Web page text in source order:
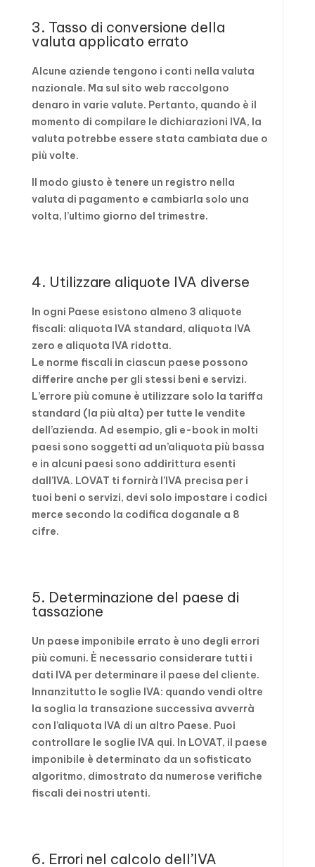
3. Tasso di conversione della
valuta applicato errato
Alcune aziende tengono i conti nella valuta
nazionale. Ma sul sito web raccolgono
denaro in varie valute. Pertanto, quando è il
momento di compilare le dichiarazioni IVA, la
valuta potrebbe essere stata cambiata due o
più volte.
Il modo giusto è tenere un registro nella
valuta di pagamento e cambiarla solo una
volta, l’ultimo giorno del trimestre.
4. Utilizzare aliquote IVA diverse
In ogni Paese esistono almeno 3 aliquote
fiscali: aliquota IVA standard, aliquota IVA
zero e aliquota IVA ridotta.
Le norme fiscali in ciascun paese possono
differire anche per gli stessi beni e servizi.
L’errore più comune è utilizzare solo la tariffa
standard (la più alta) per tutte le vendite
dell’azienda. Ad esempio, gli e-book in molti
paesi sono soggetti ad un’aliquota più bassa
e in alcuni paesi sono addirittura esenti
dall’IVA. LOVAT ti fornirà l’IVA precisa per i
tuoi beni o servizi, devi solo impostare i codici
merce secondo la codifica doganale a 8
cifre.
5. Determinazione del paese di
tassazione
Un paese imponibile errato è uno degli errori
più comuni. È necessario considerare tutti i
dati IVA per determinare il paese del cliente.
Innanzitutto le soglie IVA: quando vendi oltre
la soglia la transazione successiva avverrà
con l’aliquota IVA di un altro Paese. Puoi
controllare le soglie IVA qui. In LOVAT, il paese
imponibile è determinato da un sofisticato
algoritmo, dimostrato da numerose verifiche
fiscali dei nostri utenti.
6. Errori nel calcolo dell’IVA